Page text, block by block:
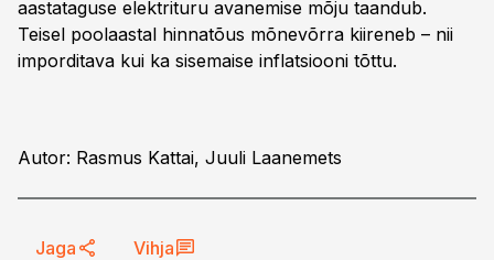
aastataguse elektrituru avanemise mõju taandub.
Teisel poolaastal hinnatõus mõnevõrra kiireneb – nii
imporditava kui ka sisemaise inflatsiooni tõttu.
Autor: Rasmus Kattai, Juuli Laanemets
Jaga Vihja